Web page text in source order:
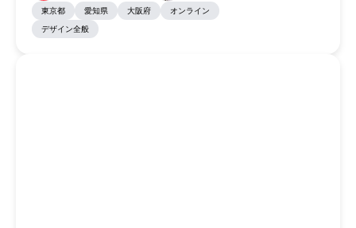
東京都 愛知県 大阪府
オンライン
デザイン全般